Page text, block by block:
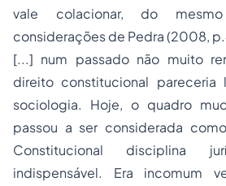
vale colacionar, do
considerações de Pedra (2008,
[...] num passado não muito
direito constitucional pareceria
sociologia. Hoje, o quadro
passou a ser considerada
Constitucional disciplina
indispensável. Era incomum